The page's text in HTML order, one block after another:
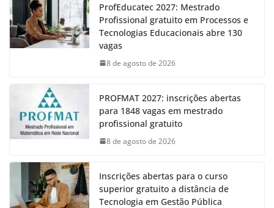
ProfEducatec 2027: Mestrado
Profissional gratuito em Processos e
Tecnologias Educacionais abre 130
vagas
8 de agosto de 2026
PROFMAT 2027: inscrições abertas
para 1848 vagas em mestrado
profissional gratuito
8 de agosto de 2026
Inscrições abertas para o curso
superior gratuito a distância de
Tecnologia em Gestão Pública